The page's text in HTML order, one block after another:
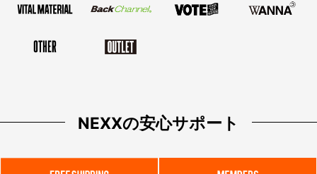
NEXXの安心サポート